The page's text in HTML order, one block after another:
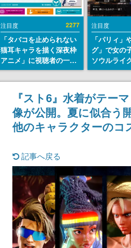
注目度 2277
「タバコを止められない
猫耳キャラを描く深夜枠
アニメ」に視聴者の一部
から批判意見。違法薬物
の使用と思しき描写も含
めて、BPOが議論を交わ
注目度
「パリィ」
グ」で女の
ソウルライ
『小早川さ
イク』無料
失敗すると
DIED」
『スト6』水着がテー
像が公開。夏に似合う
他のキャラクターのコ
記事へ戻る